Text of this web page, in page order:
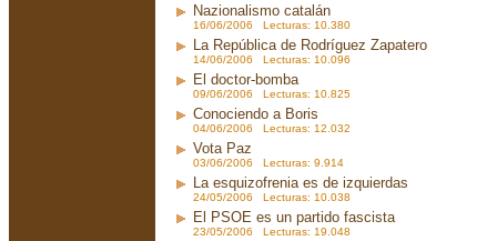
Nazionalismo catalán
16/06/2006 Lecturas: 10.380
La República de Rodríguez Zapatero
14/06/2006 Lecturas: 10.096
El doctor-bomba
09/06/2006 Lecturas: 10.825
Conociendo a Boris
04/06/2006 Lecturas: 12.032
Vota Paz
03/06/2006 Lecturas: 9.914
La esquizofrenia es de izquierdas
24/05/2006 Lecturas: 10.038
El PSOE es un partido fascista
23/05/2006 Lecturas: 19.048